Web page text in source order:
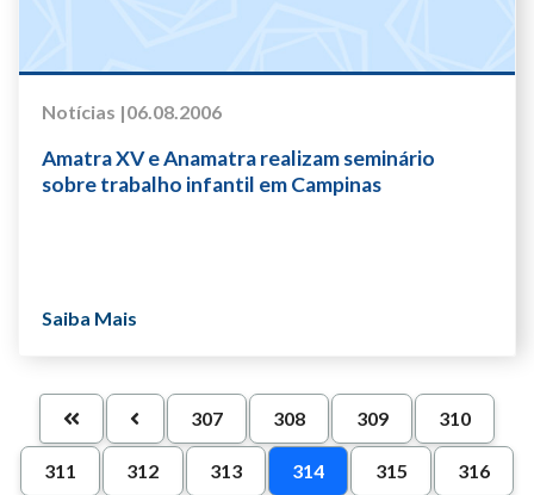
Notícias |06.08.2006
Amatra XV e Anamatra realizam seminário
sobre trabalho infantil em Campinas
Saiba Mais
307 308 309 310
311 312 313 314 315 316